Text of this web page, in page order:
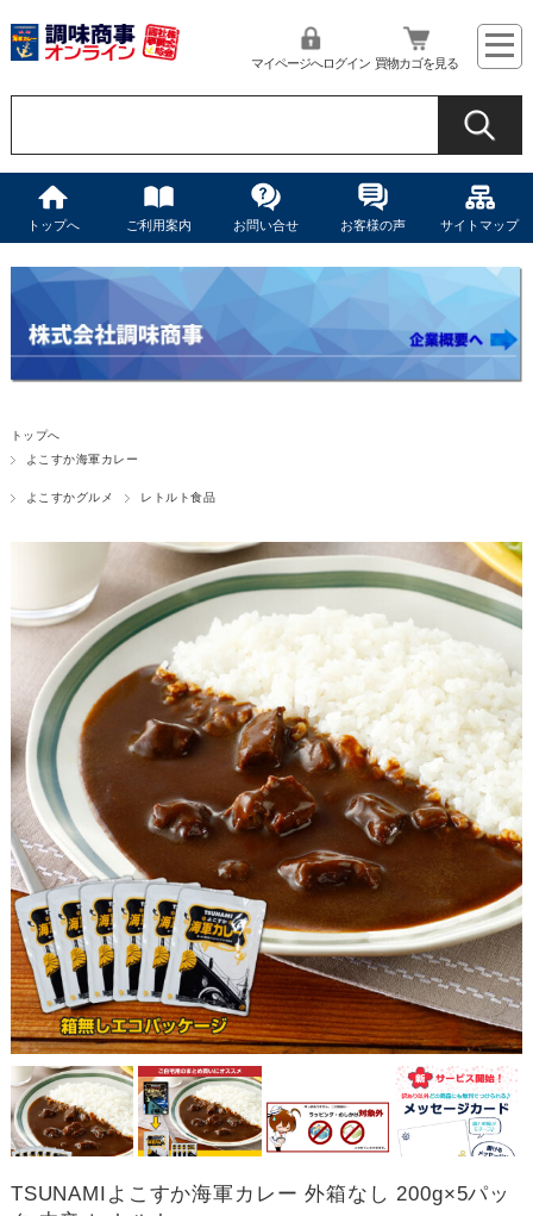
マイページへログイン 買物カゴを見る
トップへ ご利用案内 お問い合せ お客様の声 サイトマップ
トップへ
よこすか海軍カレー
よこすかグルメ レトルト食品
TSUNAMIよこすか海軍カレー 外箱なし 200g×5パッ